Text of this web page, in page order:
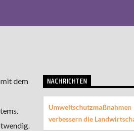
dem
NACHRICHTEN
Umweltschutzmaßnahmen
verbessern die